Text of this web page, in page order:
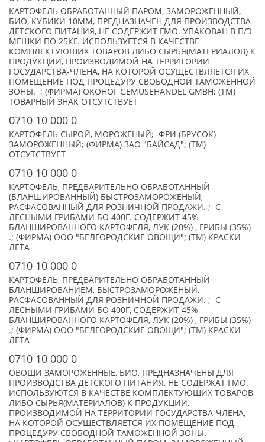
КАРТОФЕЛЬ ОБРАБОТАННЫЙ ПАРОМ, ЗАМОРОЖЕННЫЙ,
БИО, КУБИКИ 10ММ, ПРЕДНАЗНАЧЕН ДЛЯ ПРОИЗВОДСТВА
ДЕТСКОГО ПИТАНИЯ, НЕ СОДЕРЖИТ ГМО. УПАКОВАН В П/Э
МЕШКИ ПО 25КГ. ИСПОЛЬЗУЕТСЯ В КАЧЕСТВЕ
КОМПЛЕКТУЮЩИХ ТОВАРОВ ЛИБО СЫРЬЯ(МАТЕРИАЛОВ) К
ПРОДУКЦИИ, ПРОИЗВОДИМОЙ НА ТЕРРИТОРИИ
ГОСУДАРСТВА-ЧЛЕНА, НА КОТОРОЙ ОСУЩЕСТВЛЯЕТСЯ ИХ
ПОМЕЩЕНИЕ ПОД ПРОЦЕДУРУ СВОБОДНОЙ ТАМОЖЕННОЙ
ЗОНЫ. ; (ФИРМА) OKOHOF GEMUSEHANDEL GMBH; (TM)
ТОВАРНЫЙ ЗНАК ОТСУТСТВУЕТ
0710 10 000 0
КАРТОФЕЛЬ СЫРОЙ, МОРОЖЕНЫЙ; ФРИ (БРУСОК)
ЗАМОРОЖЕННЫЙ; (ФИРМА) ЗАО "БАЙСАД"; (TM)
ОТСУТСТВУЕТ
0710 10 000 0
КАРТОФЕЛЬ, ПРЕДВАРИТЕЛЬНО ОБРАБОТАННЫЙ
(БЛАНШИРОВАННЫЙ) БЫСТРОЗАМОРОЖЕНЫЙ,
РАСФАСОВАННЫЙ ДЛЯ РОЗНИЧНОЙ ПРОДАЖИ. ; С
ЛЕСНЫМИ ГРИБАМИ БО 400Г. СОДЕРЖИТ 45%
БЛАНШИРОВАННОГО КАРТОФЕЛЯ, ЛУК (20%) , ГРИБЫ (35%)
.; (ФИРМА) ООО "БЕЛГОРОДСКИЕ ОВОЩИ"; (TM) КРАСКИ
ЛЕТА
0710 10 000 0
КАРТОФЕЛЬ, ПРЕДВАРИТЕЛЬНО ОБРАБОТАННЫЙ
БЛАНШИРОВАНИЕМ, БЫСТРОЗАМОРОЖЕНЫЙ,
РАСФАСОВАННЫЙ ДЛЯ РОЗНИЧНОЙ ПРОДАЖИ. ; С
ЛЕСНЫМИ ГРИБАМИ БО 400Г, СОДЕРЖИТ 45%
БЛАНШИРОВАННОГО КАРТОФЕЛЯ, ЛУК (20%) , ГРИБЫ (35%)
.; (ФИРМА) ООО "БЕЛГОРОДСКИЕ ОВОЩИ"; (TM) КРАСКИ
ЛЕТА
0710 10 000 0
ОВОЩИ ЗАМОРОЖЕННЫЕ, БИО, ПРЕДНАЗНАЧЕНЫ ДЛЯ
ПРОИЗВОДСТВА ДЕТСКОГО ПИТАНИЯ, НЕ СОДЕРЖАТ ГМО.
ИСПОЛЬЗУЮТСЯ В КАЧЕСТВЕ КОМПЛЕКТУЮЩИХ ТОВАРОВ
ЛИБО СЫРЬЯ(МАТЕРИАЛОВ) К ПРОДУКЦИИ,
ПРОИЗВОДИМОЙ НА ТЕРРИТОРИИ ГОСУДАРСТВА-ЧЛЕНА,
НА КОТОРОЙ ОСУЩЕСТВЛЯЕТСЯ ИХ ПОМЕЩЕНИЕ ПОД
ПРОЦЕДУРУ СВОБОДНОЙ ТАМОЖЕННОЙ ЗОНЫ.